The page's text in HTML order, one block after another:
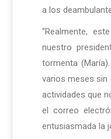
a los
“Realmente,
nuestro
tormenta
varios meses sin
actividades que
el correo
entusiasmada la